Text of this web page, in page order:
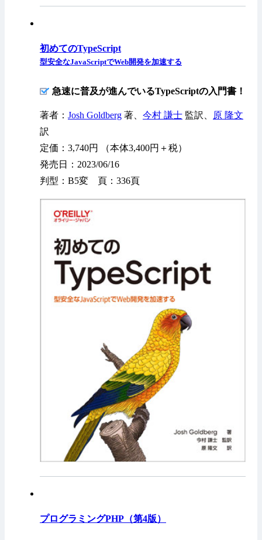
初めてのTypeScript
型安全なJavaScriptでWeb開発を加速する
急速に普及が進んでいるTypeScriptの入門書！
著者： Josh Goldberg 著、 今村 謙士 監訳、
原 隆文
訳
定価：3,740円 （本体3,400円＋税）
発売日：2023/06/16
判型：B5変 頁：336頁
プログラミングPHP（第4版）